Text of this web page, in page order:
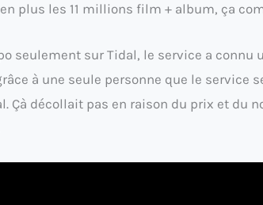
en plus les 11 millions film + album, ça
seulement sur Tidal, le service a connu
à une seule personne que le service
Çà décollait pas en raison du prix et du